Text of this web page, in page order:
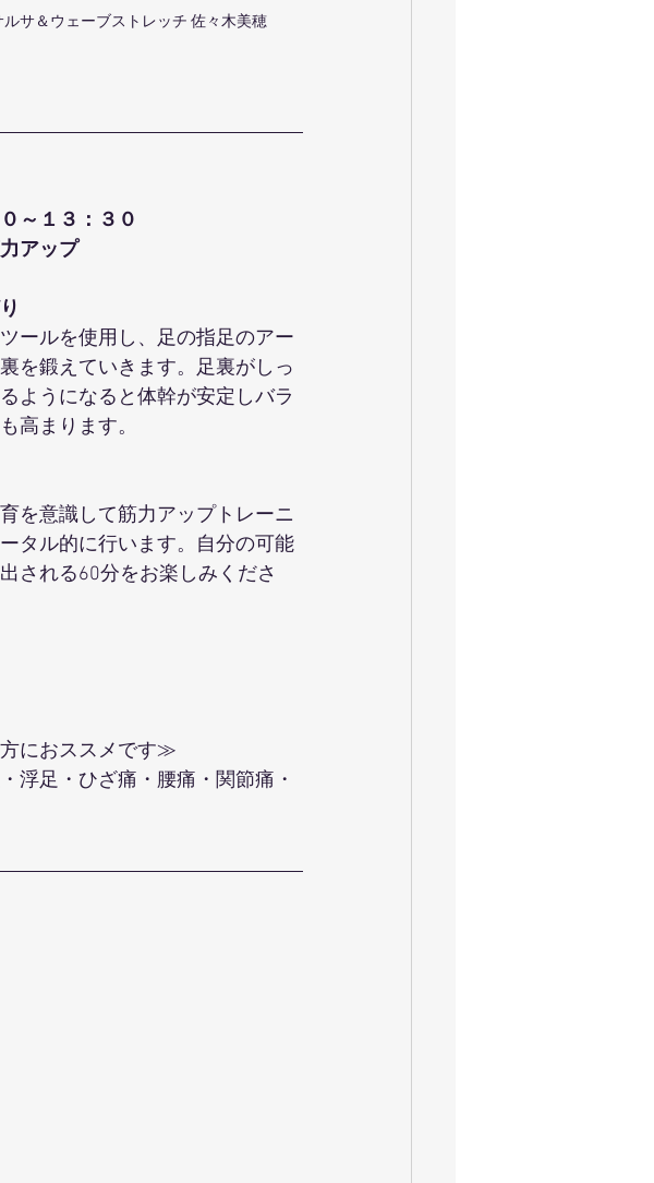
ルサ＆ウェーブストレッチ 佐々木美穂
～１３：３０
アップ
ールを使用し、足の指足のアー
を鍛えていきます。足裏がしっ
ようになると体幹が安定しバラ
高まります。
を意識して筋力アップトレーニ
タル的に行います。自分の可能
される60分をお楽しみくださ
におススメです≫
浮足・ひざ痛・腰痛・関節痛・